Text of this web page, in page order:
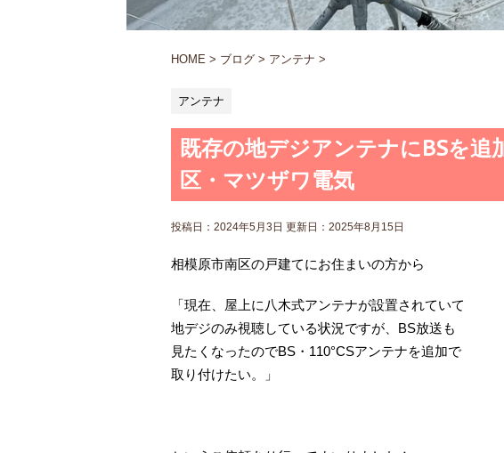
HOME > ブログ > アンテナ >
アンテナ
既存の地デジアンテナにBSを追
区・マツザワ電気
投稿日：2024年5月3日 更新日： 2025年8月15日
相模原市南区の戸建てにお住まいの方から
「現在、屋上に八木式アンテナが設置されていて
地デジのみ視聴している状況ですが、BS放送も
見たくなったのでBS・110°CSアンテナを追加で
取り付けたい。」